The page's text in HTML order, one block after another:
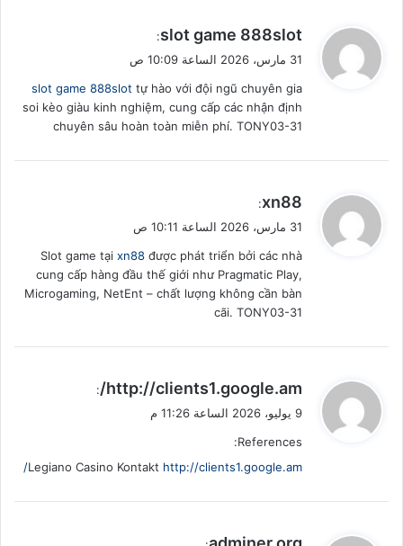
ي
ق
ل
slot game 888slot
:
31 مارس، 2026 الساعة 10:09 ص
slot game 888slot tự hào với đội ngũ chuyên gia
soi kèo giàu kinh nghiệm, cung cấp các nhận định
chuyên sâu hoàn toàn miễn phí. TONY03-31
ي
ق
ل
xn88
:
31 مارس، 2026 الساعة 10:11 ص
Slot game tại xn88 được phát triển bởi các nhà
cung cấp hàng đầu thế giới như Pragmatic Play,
Microgaming, NetEnt – chất lượng không cần bàn
cãi. TONY03-31
ي
ق
ل
http://clients1.google.am/
:
9 يوليو، 2026 الساعة 11:26 م
References:
Legiano Casino Kontakt http://clients1.google.am/
ي